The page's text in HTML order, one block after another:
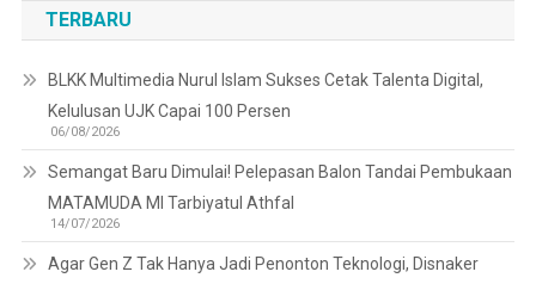
TERBARU
BLKK Multimedia Nurul Islam Sukses Cetak Talenta Digital,
Kelulusan UJK Capai 100 Persen
06/08/2026
Semangat Baru Dimulai! Pelepasan Balon Tandai Pembukaan
MATAMUDA MI Tarbiyatul Athfal
14/07/2026
Agar Gen Z Tak Hanya Jadi Penonton Teknologi, Disnaker